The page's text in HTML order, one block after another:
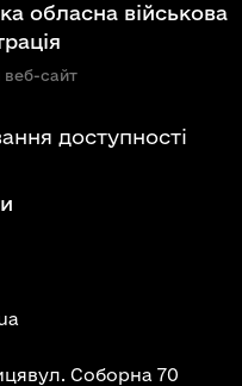
обласна військова
веб-сайт
доступності
вул. Соборна 70